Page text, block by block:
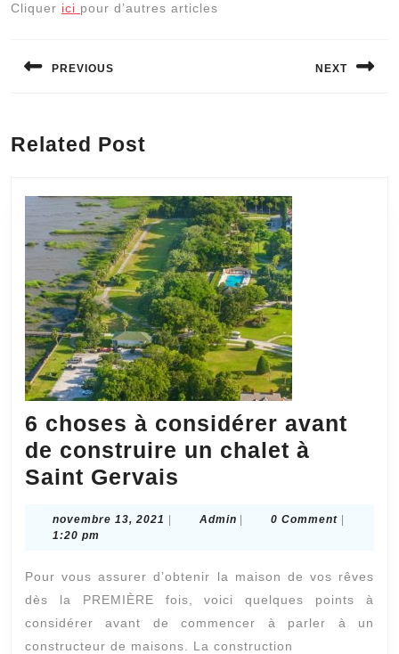
Cliquer ici pour d’autres articles
de
PREVIOUS
post:
NEXT
Related Post
6 choses à considérer avant
de construire un chalet à
Saint Gervais
avant
de
construire
novembre 13, 2021 novembre
| AdminAdmin
| 0 Comment |
1:20 pm
Pour vous assurer d’obtenir la maison de vos rêves
dès la PREMIÈRE fois, voici quelques points à
considérer avant de commencer à parler à un
constructeur de maisons. La construction